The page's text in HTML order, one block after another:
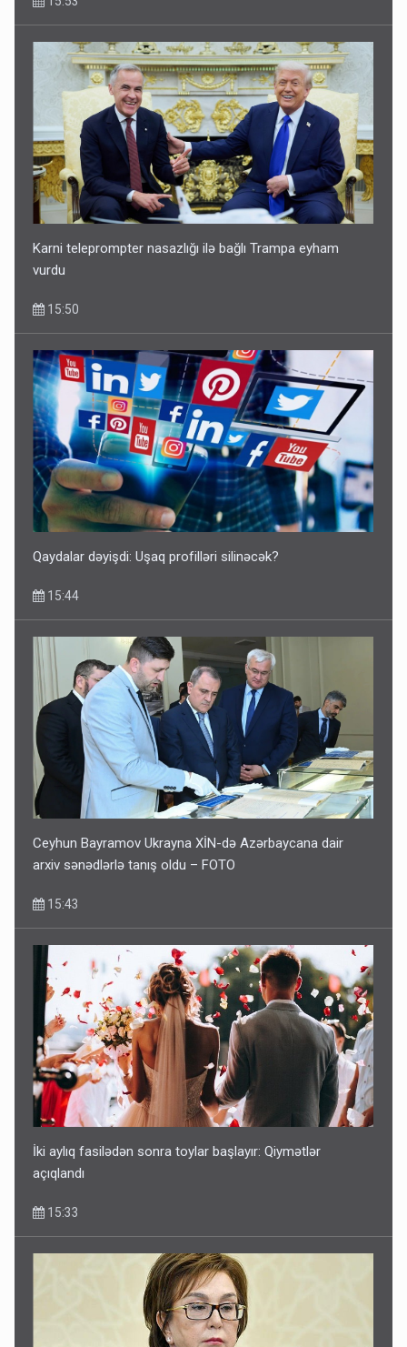
Karni teleprompter nasazlığı ilə bağlı Trampa eyham
vurdu
15:50
Qaydalar dəyişdi: Uşaq profilləri silinəcək?
15:44
Ceyhun Bayramov Ukrayna XİN-də Azərbaycana dair
arxiv sənədlərlə tanış oldu – FOTO
15:43
İki aylıq fasilədən sonra toylar başlayır: Qiymətlər
açıqlandı
15:33